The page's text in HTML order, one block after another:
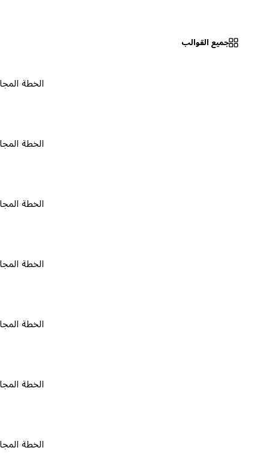
جميع القوالب
الخطة المجانية ٠
الخطة المجانية ٠
الخطة المجانية ٠
الخطة المجانية ٠
الخطة المجانية ٠
الخطة المجانية ٠
الخطة المجانية ٠